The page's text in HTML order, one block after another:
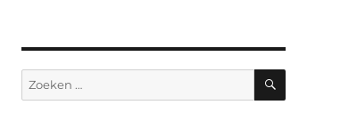
Zoeken
naar:
ZOEKEN